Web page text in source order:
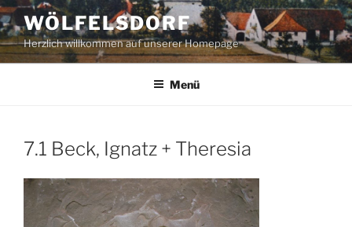
Zum
Inhalt
springen
WÖLFELSDORF
Herzlich willkommen auf unserer Homepage
Menü
7.1 Beck, Ignatz + Theresia